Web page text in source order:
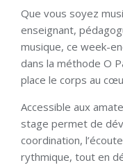
Que vous soyez
enseignant,
musique, ce week-
dans la méthode O
place le corps au
Accessible aux
stage permet de
coordination,
rythmique, tout en